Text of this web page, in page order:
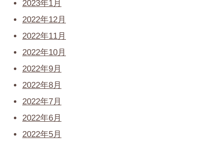
2023年1月
2022年12月
2022年11月
2022年10月
2022年9月
2022年8月
2022年7月
2022年6月
2022年5月